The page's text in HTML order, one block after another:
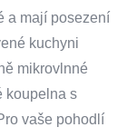
a mají posezení
kuchyni
mikrovlnné
koupelna s
vaše pohodlí